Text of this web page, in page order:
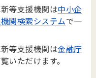
等支援機関は中小企
関検索システムで一
等支援機関は金融庁
いただけます。